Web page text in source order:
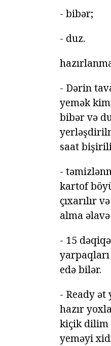
- bibər;
- duz.
- Dərin
yemək
bibər və
saat
-
kartof
çıxarılır
alma
- 15
edə bilər.
- Ready
hazır
kiçik dilim
yeməyi